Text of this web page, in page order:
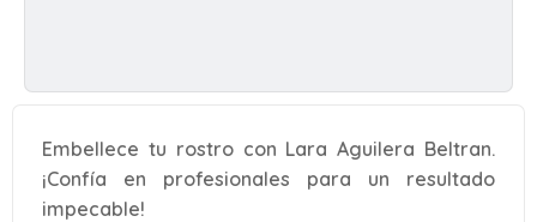
Embellece tu rostro con Lara Aguilera Beltran.
¡Confía en profesionales para un resultado
impecable!